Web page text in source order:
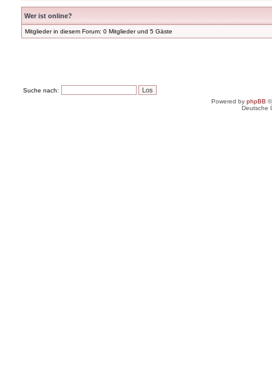
Wer ist online?
Mitglieder in diesem Forum: 0 Mitglieder und 5 Gäste
Suche nach:
Powered by phpBB
Deutsche